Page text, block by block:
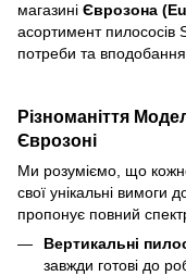
магазині Єврозона
асортимент пилососів
потреби та
Різноманіття
Єврозоні
Ми розуміємо, що
свої унікальні
пропонує повний
Вертикальні
завжди готові до